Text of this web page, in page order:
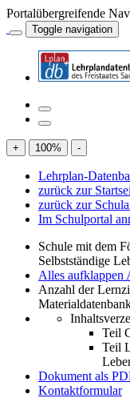
Portalübergreifende
Toggle navigation
+ 100% -
Lehrplan-
zurück zur
zurück zur
Im Schulportal
Schule mit dem
Selbstständige
Alles aufklappen
Anzahl der
Teil
Teil
Dokument als
Kontaktformular